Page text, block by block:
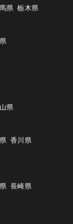
県 栃木県
県
香川県
長崎県